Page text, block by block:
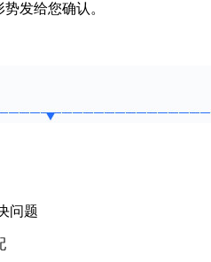
发给您确认。
问题